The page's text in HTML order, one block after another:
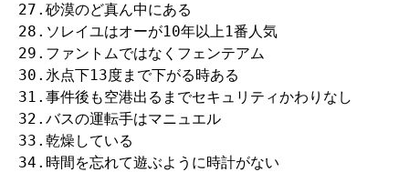
27.砂漠のど真ん中にある
28.ソレイユはオーが10年以上1番人気
29.ファントムではなくフェンテアム
30.氷点下13度まで下がる時ある
31.事件後も空港出るまでセキュリティかわりなし
32.バスの運転手はマニュエル
33.乾燥している
34.時間を忘れて遊ぶように時計がない